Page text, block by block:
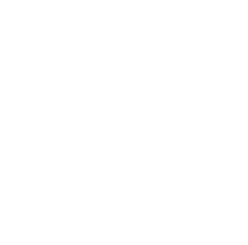
en el aula?